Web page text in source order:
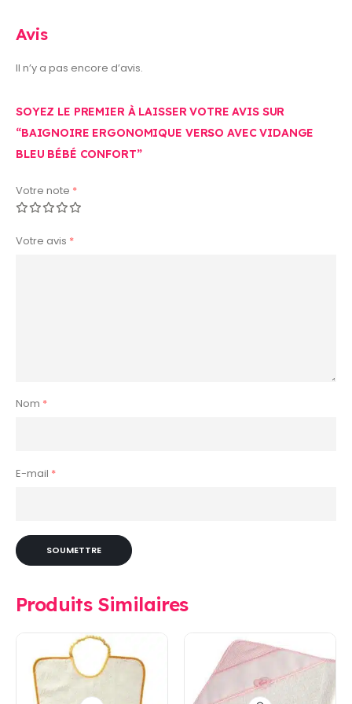
Avis
Il n’y a pas encore d’avis.
SOYEZ LE PREMIER À LAISSER VOTRE AVIS SUR
“BAIGNOIRE ERGONOMIQUE VERSO AVEC VIDANGE
BLEU BÉBÉ CONFORT”
Votre note *
Votre avis *
Nom *
E-mail *
Produits Similaires